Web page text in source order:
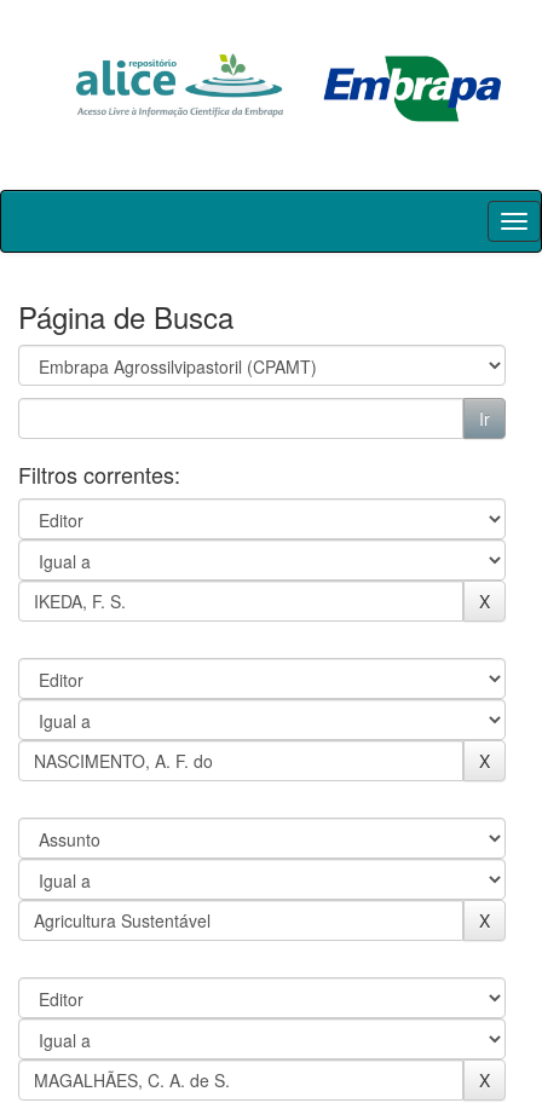
Skip
Página de Busca
Filtros correntes: